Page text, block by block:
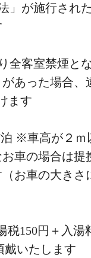
」が施行され
全客室禁煙と
あった場合、
ます
※車高が２ｍ
車の場合は提
お車の大き
150円＋入湯
戴いたします